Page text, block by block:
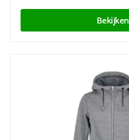
Bekijken